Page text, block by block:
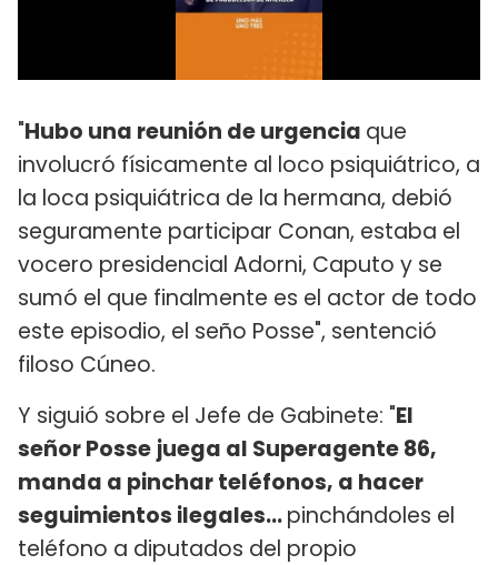
"Hubo una reunión de urgencia que
involucró físicamente al loco psiquiátrico, a
la loca psiquiátrica de la hermana, debió
seguramente participar Conan, estaba el
vocero presidencial Adorni, Caputo y se
sumó el que finalmente es el actor de todo
este episodio, el seño Posse", sentenció
filoso Cúneo.
Y siguió sobre el Jefe de Gabinete: "El
señor Posse juega al Superagente 86,
manda a pinchar teléfonos, a hacer
seguimientos ilegales...pinchándoles el
teléfono a diputados del propio